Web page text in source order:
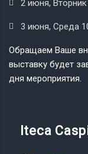
2 июня,
3 июня, Среда
Обращаем Ваше
выставку будет
дня мероприятия.
Iteca